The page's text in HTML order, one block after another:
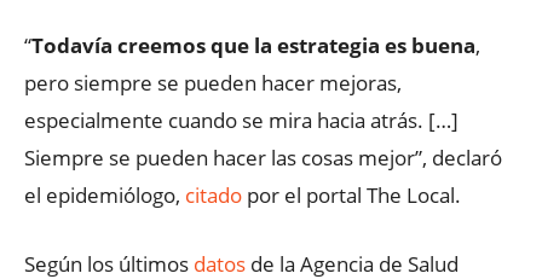
“Todavía creemos que la estrategia es buena,
pero siempre se pueden hacer mejoras,
especialmente cuando se mira hacia atrás. […]
Siempre se pueden hacer las cosas mejor”, declaró
el epidemiólogo, citado por el portal The Local.
Según los últimos datos de la Agencia de Salud